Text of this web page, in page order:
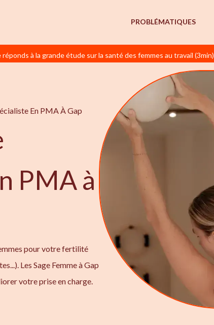
PROBLÉMATIQUES
réponds à la grande étude sur la santé des femmes au travail (3min)
En PMA À Gap
PMA à
pour votre fertilité
Les Sage Femme à Gap
votre prise en charge.